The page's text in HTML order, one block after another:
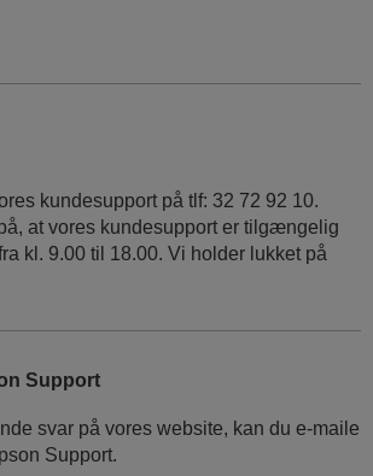
kundesupport på tlf: 32 72 92 10.
at vores kundesupport er tilgængelig
kl. 9.00 til 18.00. Vi holder lukket på
Support
svar på vores website, kan du e-maile
Support.